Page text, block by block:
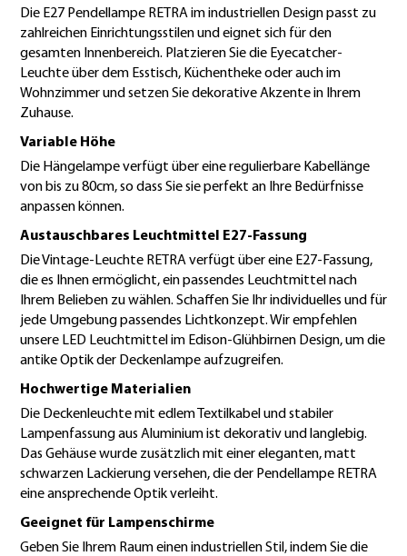
Die E27 Pendellampe RETRA im industriellen Design passt zu
zahlreichen Einrichtungsstilen und eignet sich für den
gesamten Innenbereich. Platzieren Sie die Eyecatcher-
Leuchte über dem Esstisch, Küchentheke oder auch im
Wohnzimmer und setzen Sie dekorative Akzente in Ihrem
Zuhause.
Variable Höhe
Die Hängelampe verfügt über eine regulierbare Kabellänge
von bis zu 80cm, so dass Sie sie perfekt an Ihre Bedürfnisse
anpassen können.
Austauschbares Leuchtmittel E27-Fassung
Die Vintage-Leuchte RETRA verfügt über eine E27-Fassung,
die es Ihnen ermöglicht, ein passendes Leuchtmittel nach
Ihrem Belieben zu wählen. Schaffen Sie Ihr individuelles und für
jede Umgebung passendes Lichtkonzept. Wir empfehlen
unsere LED Leuchtmittel im Edison-Glühbirnen Design, um die
antike Optik der Deckenlampe aufzugreifen.
Hochwertige Materialien
Die Deckenleuchte mit edlem Textilkabel und stabiler
Lampenfassung aus Aluminium ist dekorativ und langlebig.
Das Gehäuse wurde zusätzlich mit einer eleganten, matt
schwarzen Lackierung versehen, die der Pendellampe RETRA
eine ansprechende Optik verleiht.
Geeignet für Lampenschirme
Geben Sie Ihrem Raum einen industriellen Stil, indem Sie die